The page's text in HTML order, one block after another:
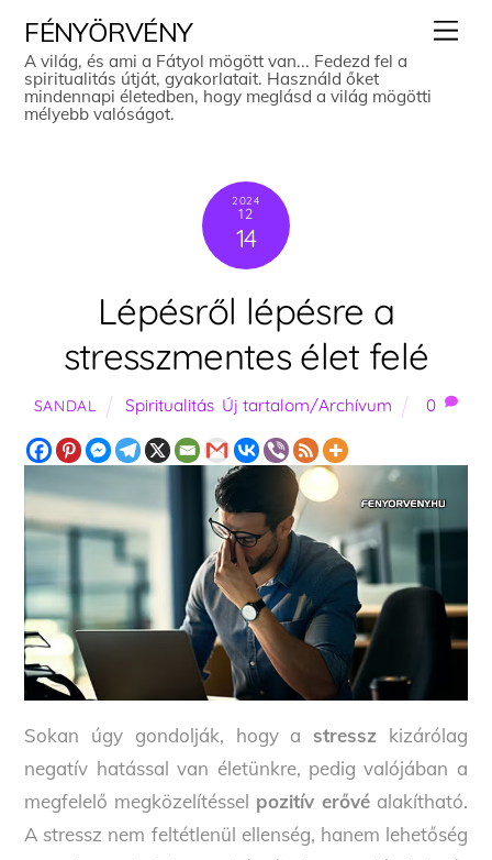
content
FÉNYÖRVÉNY
A világ, és ami a Fátyol mögött van... Fedezd fel a
spiritualitás útját, gyakorlatait. Használd őket
mindennapi életedben, hogy meglásd a világ mögötti
mélyebb valóságot.
2024
12
14
Lépésről lépésre a
stresszmentes élet felé
SANDAL Spiritualitás Új tartalom/Archívum 0
Sokan úgy gondolják, hogy a stressz kizárólag
negatív hatással van életünkre, pedig valójában a
megfelelő megközelítéssel pozitív erővéalakítható.
A stressz nem feltétlenül ellenség, hanem lehetőség